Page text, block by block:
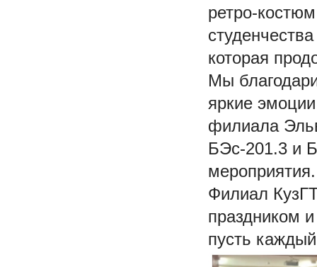
ретро-
которая
Мы
яркие
филиала
БЭс-201.3 и
мероприятия.
Филиал
праздником
пусть